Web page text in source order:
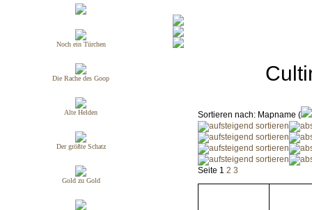
Noch ein Türchen
Die Rache des Goop
Alte Helden
Der größte Schatz
Gold zu Gold
Sortieren nach: Mapname (
Seite 1 2 3